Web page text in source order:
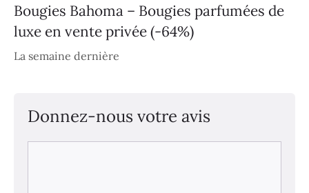
Bougies Bahoma – Bougies parfumées de
luxe en vente privée (-64%)
La semaine dernière
Donnez-nous votre avis